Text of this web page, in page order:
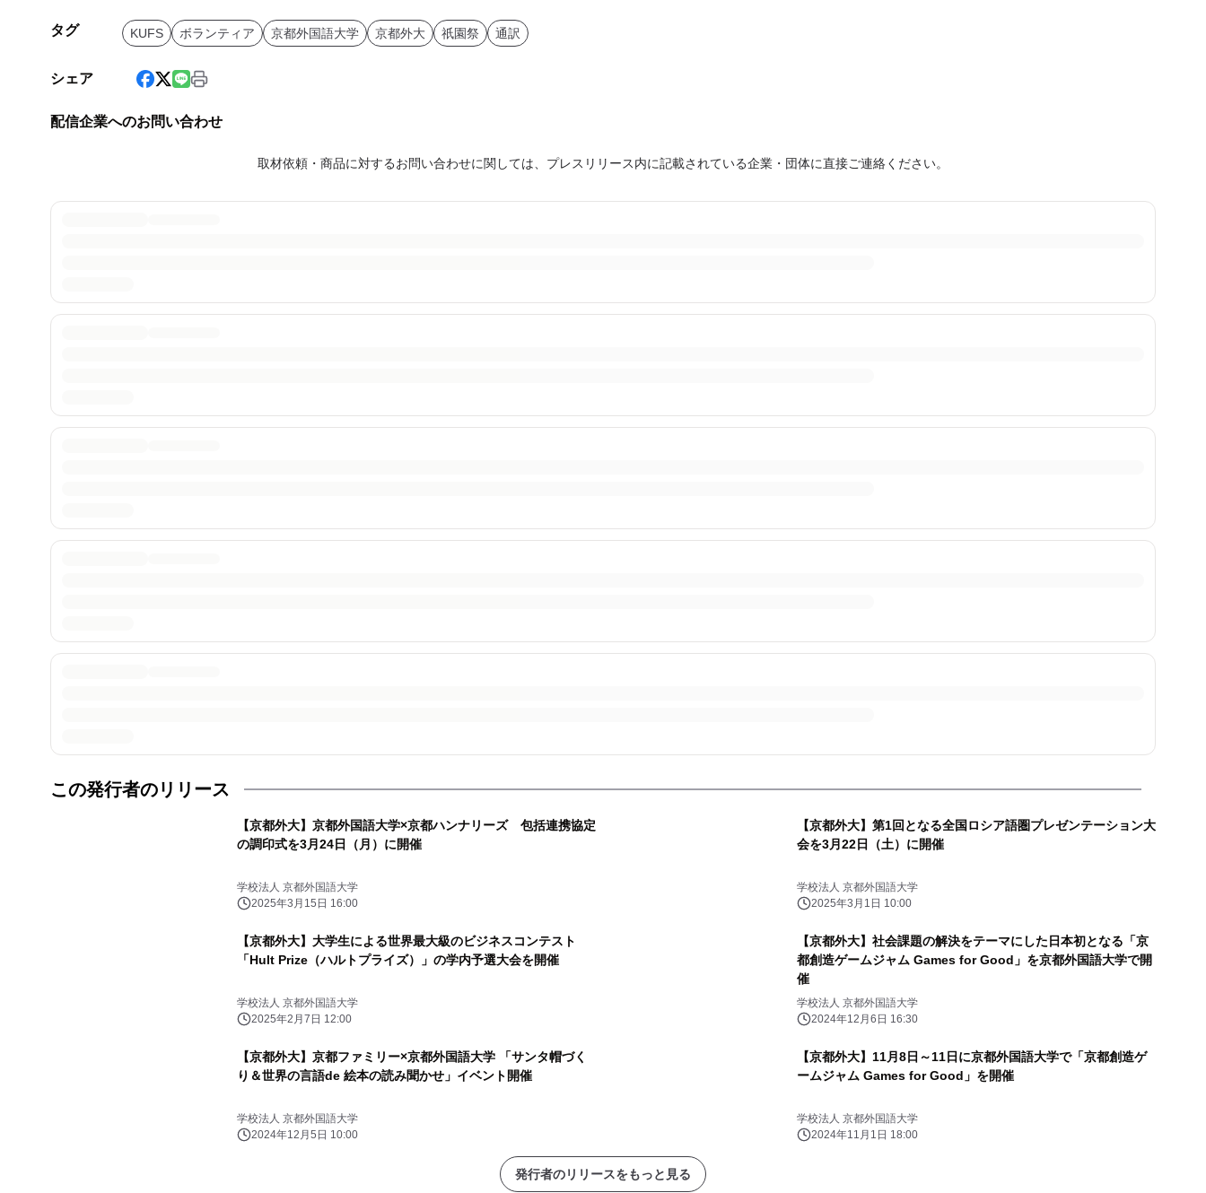
タグ KUFS ボランティア 京都外国語大学 京都外大 祇園祭 通訳
シェア
配信企業へのお問い合わせ
取材依頼・商品に対するお問い合わせに関しては、プレスリリース内に記載されている企業・団体に直接ご連絡ください。
この発行者のリリース
【京都外大】京都外国語大学×京都ハンナリーズ 包括連携協定
の調印式を3月24日（月）に開催
学校法人 京都外国語大学
2025年3月15日 16:00
【京都外大】第1回となる全国ロシア語圏プレゼンテーション大
会を3月22日（土）に開催
学校法人 京都外国語大学
2025年3月1日 10:00
【京都外大】大学生による世界最大級のビジネスコンテスト
「Hult Prize（ハルトプライズ）」の学内予選大会を開催
学校法人 京都外国語大学
2025年2月7日 12:00
【京都外大】社会課題の解決をテーマにした日本初となる「京
都創造ゲームジャム Games for Good」を京都外国語大学で開
催
学校法人 京都外国語大学
2024年12月6日 16:30
【京都外大】京都ファミリー×京都外国語大学 「サンタ帽づく
り＆世界の言語de 絵本の読み聞かせ」イベント開催
学校法人 京都外国語大学
2024年12月5日 10:00
【京都外大】11月8日～11日に京都外国語大学で「京都創造ゲ
ームジャム Games for Good」を開催
学校法人 京都外国語大学
2024年11月1日 18:00
発行者のリリースをもっと見る